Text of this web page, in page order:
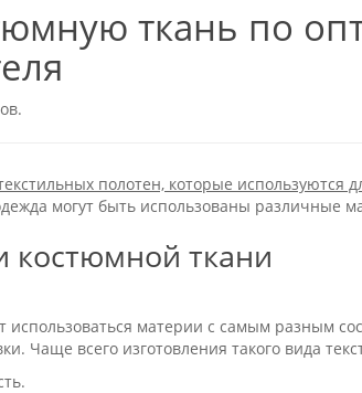
ткань по
полотен, которые используются
могут быть использованы различные
костюмной ткани
использоваться материи с самым разным
Чаще всего изготовления такого вида